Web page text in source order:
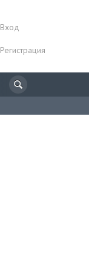
Вход
Регистрация